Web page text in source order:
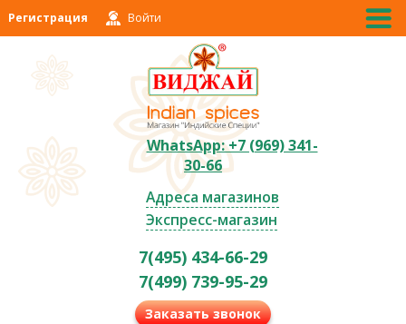
Регистрация Войти
WhatsApp: +7 (969) 341-
30-66
Адреса магазинов
Экспресс-магазин
7(495) 434-66-29
7(499) 739-95-29
Заказать звонок